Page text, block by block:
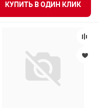
КУПИТЬ В ОДИН КЛИК